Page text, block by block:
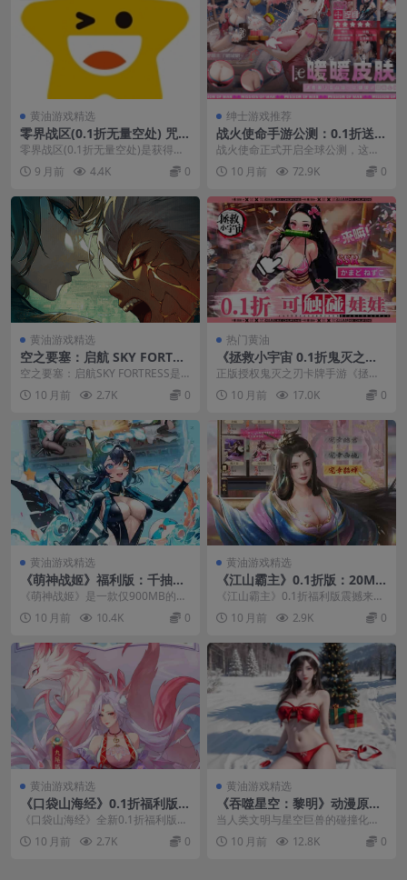
黄油游戏精选
零界战区(0.1折无量空处) 咒术
回战正版手游 8月新版上线送1
0连抽
零界战区(0.1折无量空处)是获得
《咒术回战》官方正版授权的3D卡
牌策略手游，8...
9 月前 4.4K 0
绅士游戏推荐
战火使命手游公测：0.1折送可
触碰战姬 安卓IOS双端互通中
文版
战火使命正式开启全球公测，这是
一款革命性的可触碰战姬卡牌手
游。游戏采用全动态触控...
10 月前 72.9K 0
黄油游戏精选
空之要塞：启航 SKY FORTRE
SS 0.1折官方中文版 – 蒸汽朋
空之要塞：启航SKY FORTRESS是
一款融合蒸汽朋克美学与跑酷竞技
的横版动作...
10 月前 2.7K 0
热门黄油
《拯救小宇宙 0.1折鬼灭之
刃》正版卡牌手游上线：无限
正版授权鬼灭之刃卡牌手游《拯救
小宇宙》0.1折超值版本正式上线！
游戏以1GB容量...
10 月前 17.0K 0
黄油游戏精选
《萌神战姬》福利版：千抽十
万充卡牌策略手游｜版本更新
与配置需求
《萌神战姬》是一款仅900MB的二
次元卡牌策略手游，凭借0.1折超低
折扣与“千抽...
10 月前 10.4K 0
黄油游戏精选
《江山霸主》0.1折版：20MB
超小策略手游，登录送648元
宝真福利
《江山霸主》0.1折福利版震撼来
袭！这款仅20MB的策略养成手
游，让你体验完整王...
10 月前 2.9K 0
黄油游戏精选
《口袋山海经》0.1折福利版上
线：6480元代金券+5张SSR卡
牌免费领
《口袋山海经》全新0.1折福利版本
震撼上线！这款仅200MB的国风卡
牌策略手游，...
10 月前 2.7K 0
黄油游戏精选
《吞噬星空：黎明》动漫原版
0.1折福利版上线：高燃策略卡
牌 科幻迷必入
当人类文明与星空巨兽的碰撞化作
指尖策略，当罗峰的热血征程被复
刻为沉浸式卡牌体验—...
10 月前 12.8K 0